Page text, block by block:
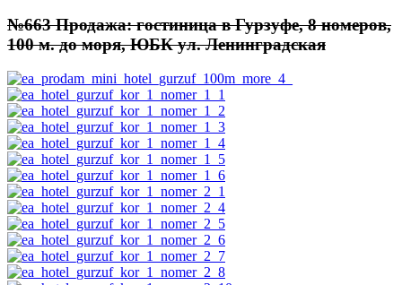
№663 Продажа: гостиница в Гурзуфе, 8 номеров,
100 м. до моря, ЮБК ул. Ленинградская